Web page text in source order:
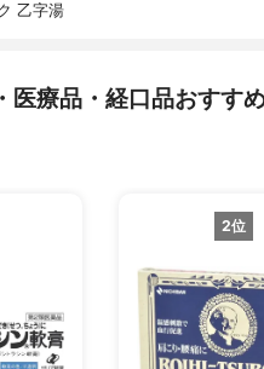
乙字湯
医療品・経口品おすす
2位